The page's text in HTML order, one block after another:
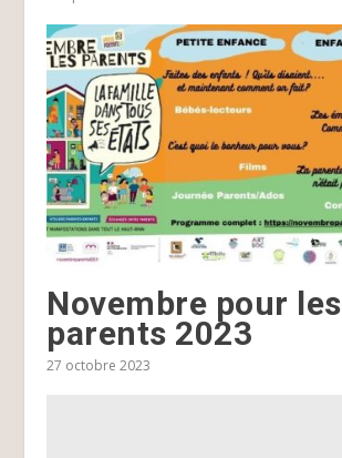
Novembre pour les
parents 2023
27 octobre 2023